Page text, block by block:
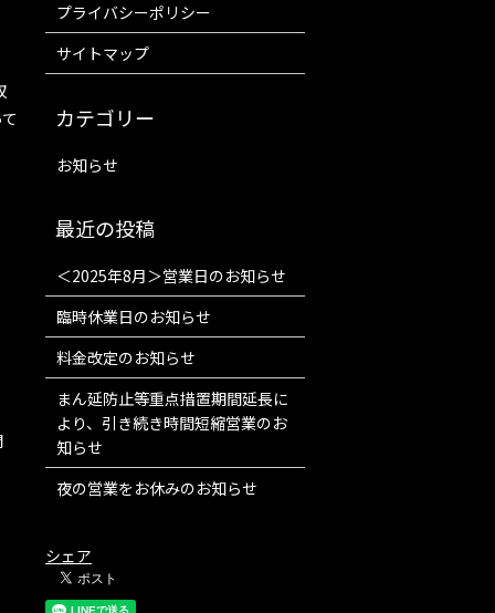
プライバシーポリシー
サイトマップ
お知らせ
＜2025年8月＞営業日のお知らせ
臨時休業日のお知らせ
料金改定のお知らせ
まん延防止等重点措置期間延長に
より、引き続き時間短縮営業のお
知らせ
夜の営業をお休みのお知らせ
シェア